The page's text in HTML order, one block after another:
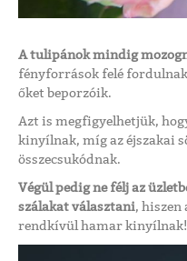
A tulipánok mindig
fényforrások felé
őket beporzóik.
Azt is megfigyelhetjük,
kinyílnak, míg az éjszakai
összecsukódnak.
Végül pedig ne félj az
szálakat választani, hiszen
rendkívül hamar kinyílnak!